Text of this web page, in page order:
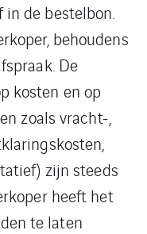
de bestelbon.
behoudens
De
kosten en op
zoals vracht-,
zijn steeds
heeft het
te laten